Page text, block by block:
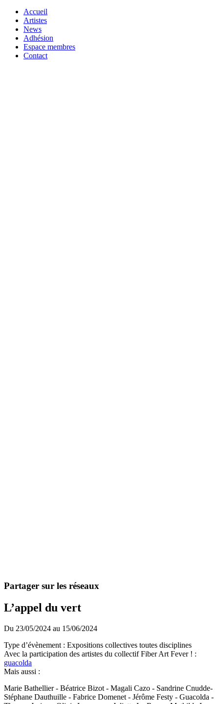
Accueil
Artistes
News
Adhésion
Espace membres
Contact
Partager sur les réseaux
L’appel du vert
Du 23/05/2024 au 15/06/2024
Type d’évènement : Expositions collectives toutes disciplines
Avec la participation des artistes du collectif Fiber Art Fever ! :
guacolda
Mais aussi :
Marie Bathellier - Béatrice Bizot - Magali Cazo - Sandrine Cnudde-
Stéphane Dauthuille - Fabrice Domenet - Jérôme Festy - Guacolda -